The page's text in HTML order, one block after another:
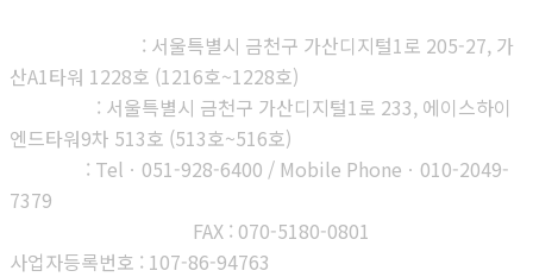
: 서울특별시 금천구 가산디지털1로 205-27, 가
산A1타워 1228호 (1216호~1228호)
: 서울특별시 금천구 가산디지털1로 233, 에이스하이
엔드타워9차 513호 (513호~516호)
: Telㆍ051-928-6400 / Mobile Phoneㆍ010-2049-
7379
FAX : 070-5180-0801
사업자등록번호 : 107-86-94763